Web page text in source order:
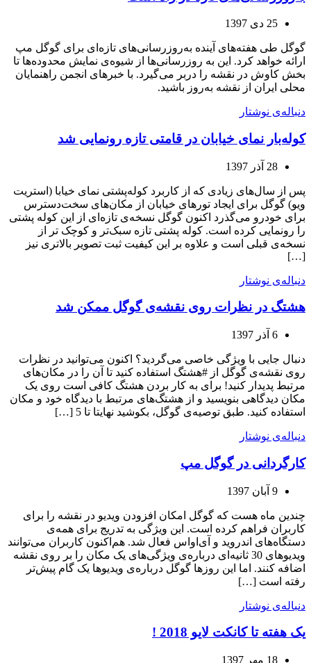
25 دی 1397
گوگل طی هفته‌های آینده به‌روز‌رسانی‌های تازه‌ای برای گوگل مپ
ارائه خواهد کرد. این به روزرسانی‌ها از شیوه‌ی نمایش محدوده‌ها تا
بخش کاوش در نقشه را دربر می‌گیرد. با خبرهای انجمن راهنمایان
محلی ایران از نقشه به‌روز باشید.
دنباله‌ی نوشتار
کوله‌بار نمای خیابان در قامتی تازه رونمایی شد
28 آذر 1397
پس از سال‌های زیادی که از کاربرد کوله‌پشتی نمای خیابا (استریت
ویو) گوگل برای ایجاد تورهای خیابان از مکان‌های سخت‌دسترس
برای خودرو می‌گذرد اکنون گوگل نسخه‌ی تازه‌ای از این کوله پشتی
را رونمایی کرده است. کوله پشتی تازه سبک‌تر و کوچک تر از
نسخه‌ی قبلی است و علاوه بر این کیفیت ثبت تصویر بالاتری نیز
[…]
دنباله‌ی نوشتار
هشتگ در نظرات روی نقشه‌ی گوگل ممکن شد
6 آذر 1397
دنبال جایی با ویژگی خاصی می‌گردید؟ اکنون می‌توانید در نظرات
روی نقشه‌ی گوگل از #هشتگ استفاده کنید تا آن را در مکان‌های
مرتبط پدیدار کنید! برای به کار بردن هشتگ کافی است روی یک
مکان دیدگاهی بنویسید و از هشتگ‌های مرتبط با دیدگاه خود و مکان
استفاده کنید. طبق توصیه‌ی گوگل، بکوشید نهایتا تا 5 […]
دنباله‌ی نوشتار
کارگردانی در گوگل مپ
9 آبان 1397
چندین ماه هست که گوگل امکان افزودن ویدیو در نقشه را برای
کاربران فراهم کرده است. این ویژگی به تدریج برای همه‌ی
دستگاه‌های اندروید و آی‌اواس فعال شد. هم‌اکنون کاربران می‌توانند
ویدیوهای 30 ثانیه‌ای درباره‌ی ویژگی‌های یک مکان را بر روی نقشه
اضافه کنند. اما این روزها گوگل درباره‌ی ویدیوها یک گام پیش‌تر
رفته است […]
دنباله‌ی نوشتار
یک هفته تا کانکت لایو 2018 !
18 مهر 1397